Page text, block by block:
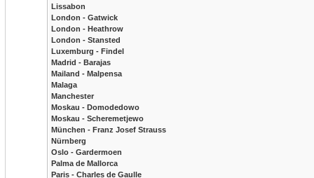
Lissabon
London - Gatwick
London - Heathrow
London - Stansted
Luxemburg - Findel
Madrid - Barajas
Mailand - Malpensa
Malaga
Manchester
Moskau - Domodedowo
Moskau - Scheremetjewo
München - Franz Josef Strauss
Nürnberg
Oslo - Gardermoen
Palma de Mallorca
Paris - Charles de Gaulle